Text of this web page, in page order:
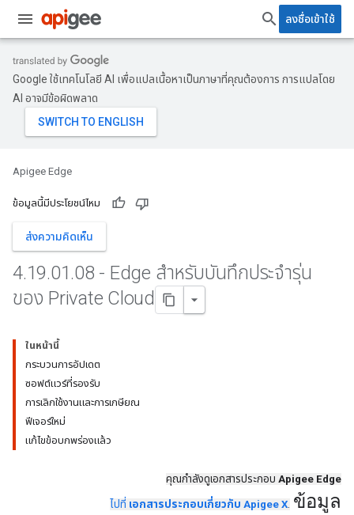
ลงชื่อเข้าใช้
Google ใช้เทคโนโลยี AI เพื่อแปลเนื้อหาเป็นภาษาที่คุณต้องการ การแปลโดย
AI อาจมีข้อผิดพลาด
Apigee Edge
ข้อมูลนี้มีประโยชน์ไหม
ส่งความคิดเห็น
4.19.01.08 - Edge สำหรับบันทึกประจำรุ่น
ของ Private Cloud
ในหน้านี้
กระบวนการอัปเดต
ซอฟต์แวร์ที่รองรับ
การเลิกใช้งานและการเกษียณ
ฟีเจอร์ใหม่
แก้ไขข้อบกพร่องแล้ว
คุณกำลังดูเอกสารประกอบ Apigee Edge
ไปที่ เอกสารประกอบเกี่ยวกับ Apigee X. ข้อมูล